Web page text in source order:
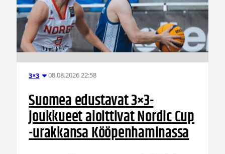
3×3 08.08.2026 22:58
Suomea edustavat 3×3-
joukkueet aloittivat Nordic Cup
-urakkansa Kööpenhaminassa